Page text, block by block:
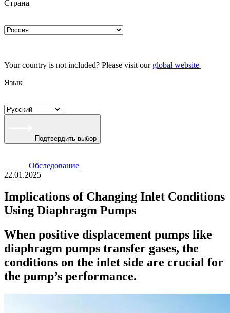
Страна
Your country is not included? Please visit our global website
Язык
Подтвердить выбор
Oбследование
22.01.2025
Implications of Changing Inlet Conditions
Using Diaphragm Pumps
When positive displacement pumps like
diaphragm pumps transfer gases, the
conditions on the inlet side are crucial for
the pump’s performance.